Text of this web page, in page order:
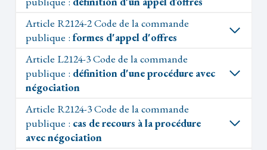
Article R2124-2 Code de la commande
publique : formes d'appel d'offres
Article L2124-3 Code de la commande
publique : définition d'une procédure avec
négociation
Article R2124-3 Code de la commande
publique : cas de recours à la procédure
avec négociation